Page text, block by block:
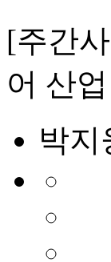
[주간
어 산
박지